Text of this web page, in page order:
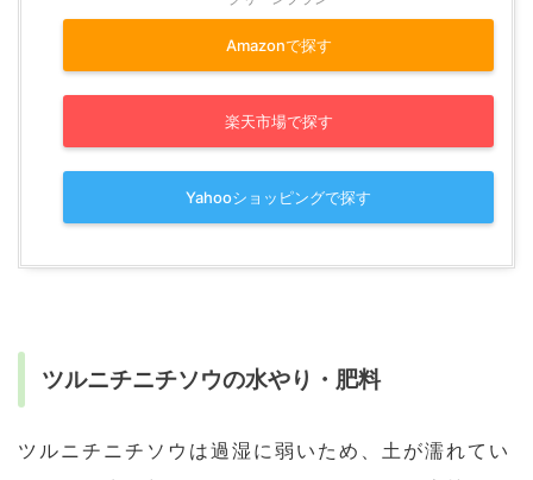
Amazonで探す
楽天市場で探す
Yahooショッピングで探す
ツルニチニチソウの水やり・肥料
ツルニチニチソウは過湿に弱いため、土が濡れてい